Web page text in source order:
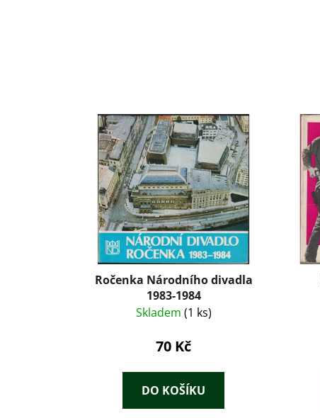
Ročenka Národního divadla
1983-1984
Skladem (1 ks)
70 Kč
DO KOŠÍKU